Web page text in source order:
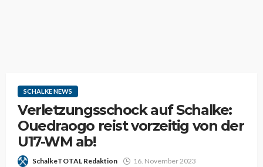
SCHALKE NEWS
Verletzungsschock auf Schalke:
Ouedraogo reist vorzeitig von der
U17-WM ab!
SchalkeTOTAL Redaktion 16. November 2023